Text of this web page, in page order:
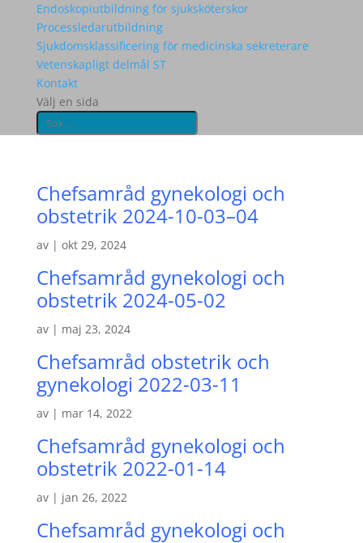
Endoskopiutbildning för sjuksköterskor
Processledarutbildning
Sjukdomsklassificering för medicinska sekreterare
Vetenskapligt delmål ST
Kontakt
Välj en sida
Chefsamråd gynekologi och
obstetrik 2024-10-03–04
av | okt 29, 2024
Chefsamråd gynekologi och
obstetrik 2024-05-02
av | maj 23, 2024
Chefsamråd obstetrik och
gynekologi 2022-03-11
av | mar 14, 2022
Chefsamråd gynekologi och
obstetrik 2022-01-14
av | jan 26, 2022
Chefsamråd gynekologi och